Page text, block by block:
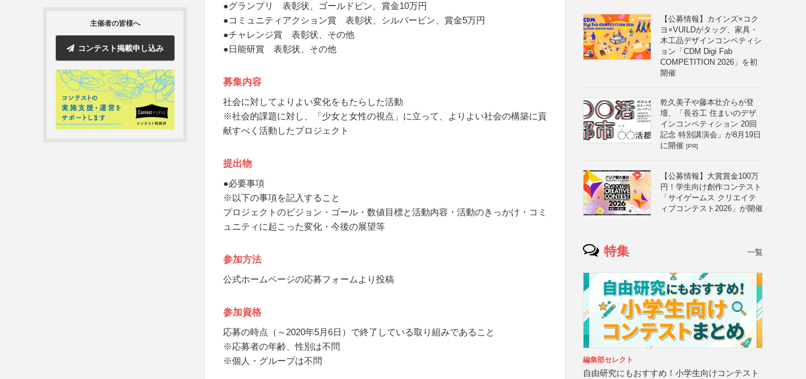
主催者の皆様へ
コンテスト掲載申し込み
●グランプリ 表彰状、ゴールドピン、賞金10万円
●コミュニティアクション賞 表彰状、シルバーピン、賞金5万円
●チャレンジ賞 表彰状、その他
●日能研賞 表彰状、その他
募集内容
社会に対してよりよい変化をもたらした活動
※社会的課題に対し、「少女と女性の視点」に立って、よりよい社会の構築に貢
献すべく活動したプロジェクト
提出物
●必要事項
※以下の事項を記入すること
プロジェクトのビジョン・ゴール・数値目標と活動内容・活動のきっかけ・コミ
ュニティに起こった変化・今後の展望等
参加方法
公式ホームページの応募フォームより投稿
参加資格
応募の時点（～2020年5月6日）で終了している取り組みであること
※応募者の年齢、性別は不問
※個人・グループは不問
【公募情報】カインズ×コク
ヨ×VUILDがタッグ、家具・
木工品デザインコンペティシ
ョン「CDM Digi Fab
COMPETITION 2026」を初
開催
乾久美子や藤本壮介らが登
壇、「長谷工 住まいのデザ
インコンペティション 20回
記念 特別講演会」が8月19日
に開催 [PR]
【公募情報】大賞賞金100万
円！学生向け創作コンテスト
「サイゲームス クリエイテ
ィブコンテスト2026」が開催
特集 一覧
編集部セレクト
自由研究にもおすすめ！小学生向けコンテスト